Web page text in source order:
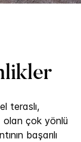
teraslı,
olan çok yönlü
başarılı